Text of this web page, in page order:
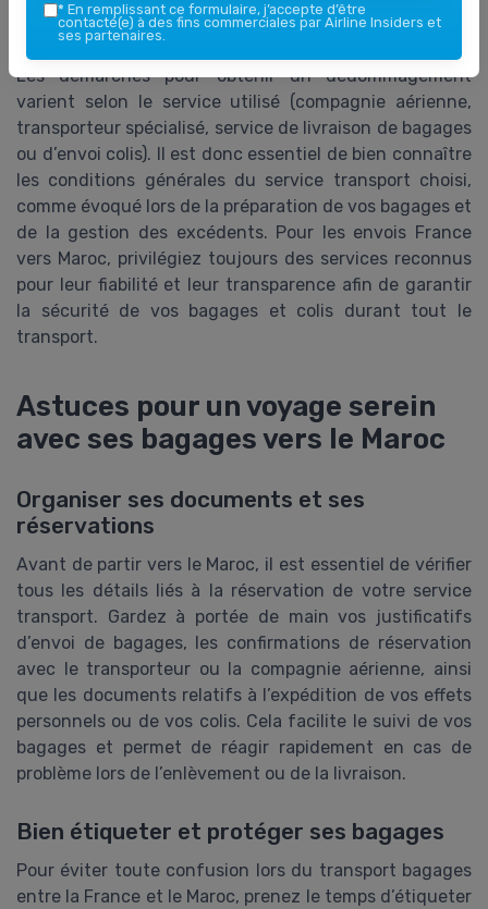
l’aéroport ou au transporteur. Gardez tous les
justificatifs d’expédition, d’enlèvement et de livraison.
Les démarches pour obtenir un dédommagement
varient selon le service utilisé (compagnie aérienne,
transporteur spécialisé, service de livraison de bagages
ou d’envoi colis). Il est donc essentiel de bien connaître
les conditions générales du service transport choisi,
comme évoqué lors de la préparation de vos bagages et
de la gestion des excédents. Pour les envois France
vers Maroc, privilégiez toujours des services reconnus
pour leur fiabilité et leur transparence afin de garantir
la sécurité de vos bagages et colis durant tout le
transport.
Astuces pour un voyage serein
avec ses bagages vers le Maroc
Organiser ses documents et ses
réservations
Avant de partir vers le Maroc, il est essentiel de vérifier
tous les détails liés à la réservation de votre service
transport. Gardez à portée de main vos justificatifs
d’envoi de bagages, les confirmations de réservation
avec le transporteur ou la compagnie aérienne, ainsi
que les documents relatifs à l’expédition de vos effets
personnels ou de vos colis. Cela facilite le suivi de vos
bagages et permet de réagir rapidement en cas de
problème lors de l’enlèvement ou de la livraison.
Bien étiqueter et protéger ses bagages
Pour éviter toute confusion lors du transport bagages
entre la France et le Maroc, prenez le temps d’étiqueter
* En remplissant ce formulaire, j’accepte d’être
contacté(e) à des fins commerciales par Airline Insiders et
ses partenaires.